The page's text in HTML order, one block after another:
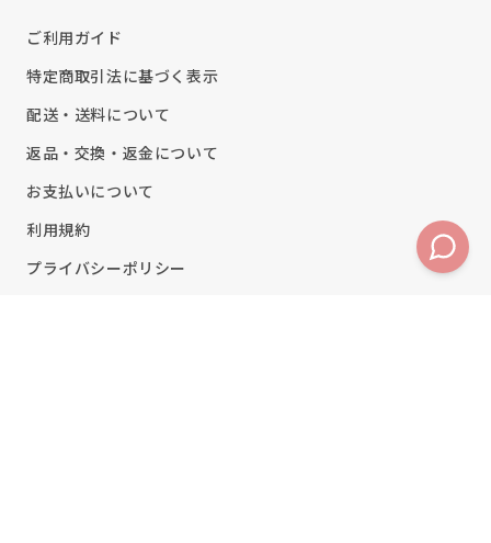
ご利用ガイド
特定商取引法に基づく表示
配送・送料について
返品・交換・返金について
お支払いについて
利用規約
プライバシーポリシー